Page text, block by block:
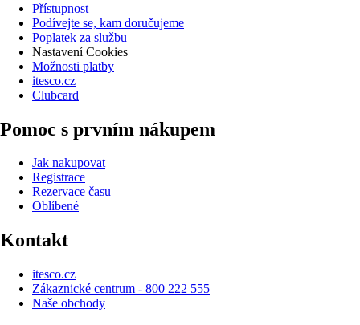
Přístupnost
Podívejte se, kam doručujeme
Poplatek za službu
Nastavení Cookies
Možnosti platby
itesco.cz
Clubcard
Pomoc s prvním nákupem
Jak nakupovat
Registrace
Rezervace času
Oblíbené
Kontakt
itesco.cz
Zákaznické centrum - 800 222 555
Naše obchody